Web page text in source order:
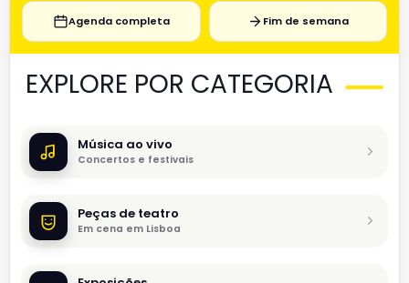
Agenda completa Fim de semana
EXPLORE POR CATEGORIA
Música ao vivo
Concertos e festivais
Peças de teatro
Em cena em Lisboa